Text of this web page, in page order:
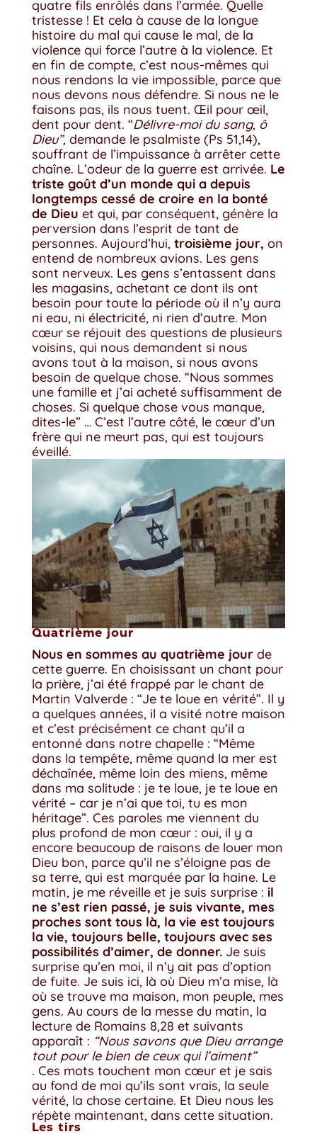
quatre fils enrôlés dans l’armée. Quelle
tristesse ! Et cela à cause de la longue
histoire du mal qui cause le mal, de la
violence qui force l’autre à la violence. Et
en fin de compte, c’est nous-mêmes qui
nous rendons la vie impossible, parce que
nous devons nous défendre. Si nous ne le
faisons pas, ils nous tuent. Œil pour œil,
dent pour dent. “Délivre-moi du sang, ô
Dieu”,demande le psalmiste (Ps 51,14),
souffrant de l’impuissance à arrêter cette
chaîne. L’odeur de la guerre est arrivée. Le
triste goût d’un monde qui a depuis
longtemps cessé de croire en la bonté
de Dieu et qui, par conséquent, génère la
perversion dans l’esprit de tant de
personnes. Aujourd’hui, troisième jour, on
entend de nombreux avions. Les gens
sont nerveux. Les gens s’entassent dans
les magasins, achetant ce dont ils ont
besoin pour toute la période où il n’y aura
ni eau, ni électricité, ni rien d’autre. Mon
cœur se réjouit des questions de plusieurs
voisins, qui nous demandent si nous
avons tout à la maison, si nous avons
besoin de quelque chose. “Nous sommes
une famille et j’ai acheté suffisamment de
choses. Si quelque chose vous manque,
dites-le” … C’est l’autre côté, le cœur d’un
frère qui ne meurt pas, qui est toujours
éveillé.
Quatrième jour
Nous en sommes au quatrième jourde
cette guerre. En choisissant un chant pour
la prière, j’ai été frappé par le chant de
Martin Valverde : “Je te loue en vérité”. Il y
a quelques années, il a visité notre maison
et c’est précisément ce chant qu’il a
entonné dans notre chapelle : “Même
dans la tempête, même quand la mer est
déchaînée, même loin des miens, même
dans ma solitude : je te loue, je te loue en
vérité – car je n’ai que toi, tu es mon
héritage”. Ces paroles me viennent du
plus profond de mon cœur : oui, il y a
encore beaucoup de raisons de louer mon
Dieu bon, parce qu’il ne s’éloigne pas de
sa terre, qui est marquée par la haine. Le
matin, je me réveille et je suis surprise : il
ne s’est rien passé, je suis vivante, mes
proches sont tous là, la vie est toujours
la vie, toujours belle, toujours avec ses
possibilités d’aimer, de donner.Je suis
surprise qu’en moi, il n’y ait pas d’option
de fuite. Je suis ici, là où Dieu m’a mise, là
où se trouve ma maison, mon peuple, mes
gens. Au cours de la messe du matin, la
lecture de Romains 8,28 et suivants
apparaît : “Nous savons que Dieu arrange
tout pour le bien de ceux qui l’aiment”
. Ces mots touchent mon cœur et je sais
au fond de moi qu’ils sont vrais, la seule
vérité, la chose certaine. Et Dieu nous les
répète maintenant, dans cette situation.
Les tirs